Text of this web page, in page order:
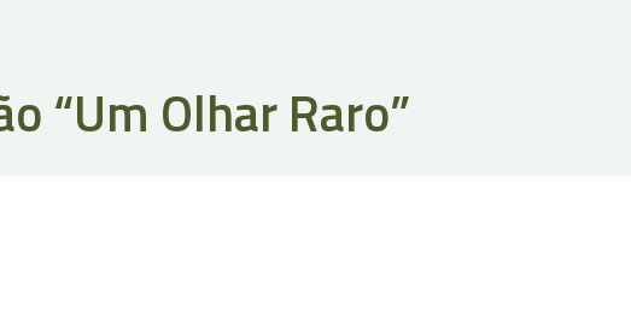
“Um Olhar Raro”